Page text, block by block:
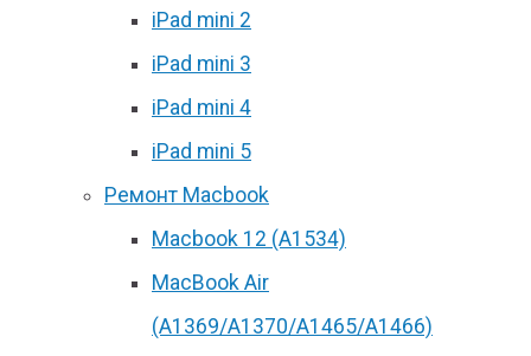
iPad mini 2
iPad mini 3
iPad mini 4
iPad mini 5
Ремонт Macbook
Macbook 12 (А1534)
MacBook Air
(A1369/A1370/A1465/A1466)